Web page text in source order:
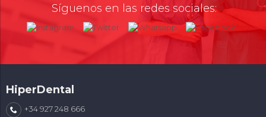
Síguenos en las redes sociales:
HiperDental
+34 927 248 666